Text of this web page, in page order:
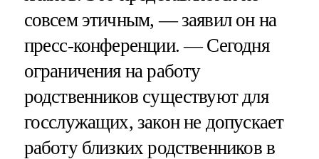
совсем этичным, — заявил он на
пресс-конференции. — Сегодня
ограничения на работу
родственников существуют для
госслужащих, закон не допускает
работу близких родственников в